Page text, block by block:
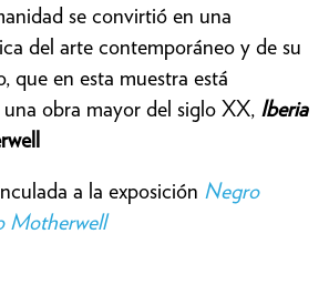
se convirtió en una
del arte contemporáneo y de su
que en esta muestra está
obra mayor del siglo XX, Iberia
a la exposición Negro
Motherwell